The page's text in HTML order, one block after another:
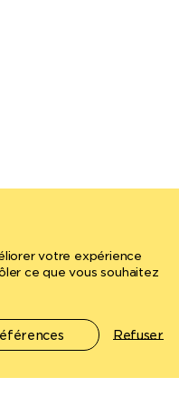
votre expérience
ce que vous souhaitez
Refuser